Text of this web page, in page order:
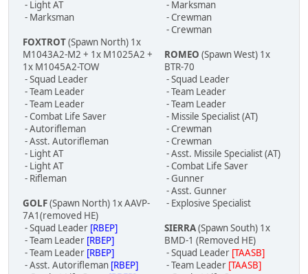
- Light AT
- Marksman
FOXTROT(Spawn North) 1x
M1043A2-M2 + 1x M1025A2 +
1x M1045A2-TOW
- Squad Leader
- Team Leader
- Team Leader
- Combat Life Saver
- Autorifleman
- Asst. Autorifleman
- Light AT
- Light AT
- Rifleman
GOLF(Spawn North) 1x AAVP-
7A1(removed HE)
- Squad Leader [RBEP]
- Team Leader [RBEP]
- Team Leader [RBEP]
- Asst. Autorifleman [RBEP]
- Marksman
- Crewman
- Crewman
ROMEO (Spawn West) 1x
BTR-70
- Squad Leader
- Team Leader
- Team Leader
- Missile Specialist (AT)
- Crewman
- Crewman
- Asst. Missile Specialist (AT)
- Combat Life Saver
- Gunner
- Asst. Gunner
- Explosive Specialist
SIERRA(Spawn South) 1x
BMD-1 (Removed HE)
- Squad Leader [TAASB]
- Team Leader [TAASB]